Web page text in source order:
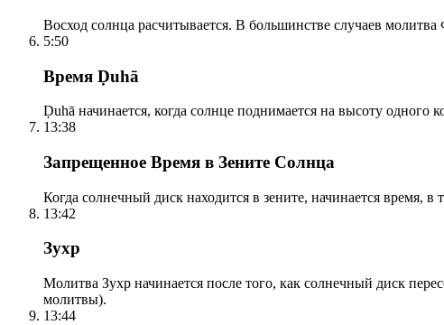
Восход солнца расчитывается. В большинстве случаев
5:50
Время Ḍuhā
Ḍuhā начинается, когда солнце поднимается на высоту одного
13:38
Запрещенное Время в Зените Солнца
Когда солнечный диск находится в зените, начинается время,
13:42
Зухр
Молитва Зухр начинается после того, как солнечный диск
молитвы).
13:44